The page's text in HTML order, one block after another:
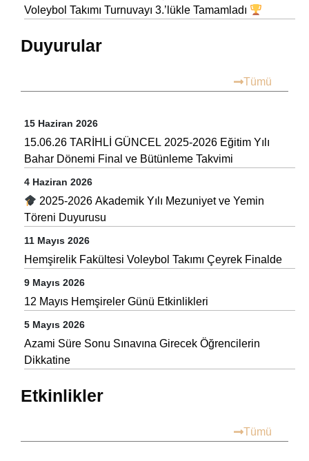
Voleybol Takımı Turnuvayı 3.’lükle Tamamladı
Duyurular
Tümü
15 Haziran 2026
15.06.26 TARİHLİ GÜNCEL 2025-2026 Eğitim Yılı
Bahar Dönemi Final ve Bütünleme Takvimi
4 Haziran 2026
2025-2026 Akademik Yılı Mezuniyet ve Yemin
Töreni Duyurusu
11 Mayıs 2026
Hemşirelik Fakültesi Voleybol Takımı Çeyrek Finalde
9 Mayıs 2026
12 Mayıs Hemşireler Günü Etkinlikleri
5 Mayıs 2026
Azami Süre Sonu Sınavına Girecek Öğrencilerin
Dikkatine
Etkinlikler
Tümü